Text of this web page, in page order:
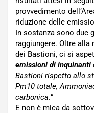
provvedimento
riduzione delle
In sostanza sono due
raggiungere. Oltre
dei Bastioni, ci si
emissioni di inquinanti
Bastioni rispetto allo
Pm10 totale,
carbonica.”
E non è mica da